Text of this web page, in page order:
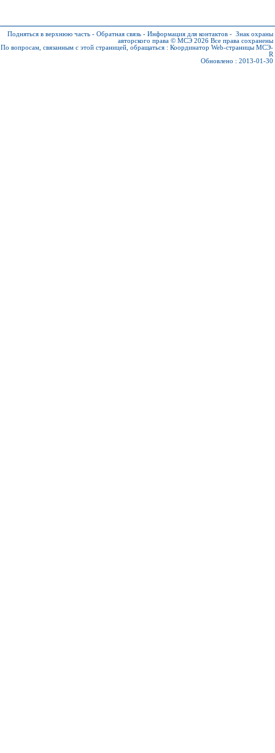
Подняться в верхнюю часть - Обратная связь - Информация для контактов - Знак охраны
авторского права © МСЭ 2026 Все права сохранены
По вопросам, связанным с этой страницей, обращаться : Координатор Web-страницы МСЭ-
R
Обновлено : 2013-01-30